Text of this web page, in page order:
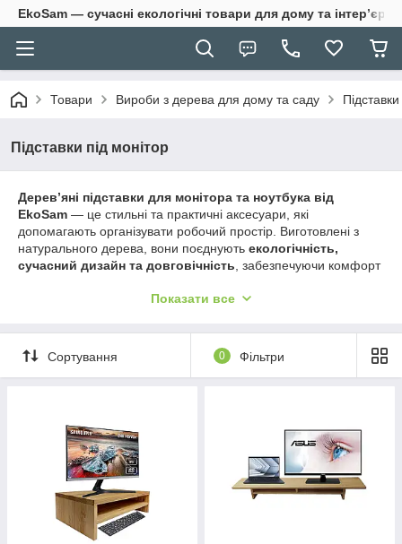
EkoSam — сучасні екологічні товари для дому та інтер’єру.
Товари Вироби з дерева для дому та саду
Підставки під монітор
Дерев’яні підставки для монітора та ноутбука від
EkoSam — це стильні та практичні аксесуари, які
допомагають організувати робочий простір. Виготовлені з
натурального дерева, вони поєднують екологічність,
сучасний дизайн та довговічність , забезпечуючи комфорт
У нашому каталозі ви знайдете:
підставки для монітора з дерева— для
правильного положення екрану та зручності;
організації робочого столу;
підставки ручної роботи
— стильні та унікальні
аксесуари для сучасного інтер’єру.
Обираючи продукціюEkoSam
, ви отримуєте не лише
функціональний аксесуар, а й
організації робочого простору
Показати все
Сортування 0 Фільтри